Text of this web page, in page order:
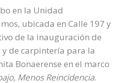
en la Unidad
ubicada en Calle 197 y
de la inauguración de
de carpintería para la
Bonaerense en el marco
Menos Reincidencia.